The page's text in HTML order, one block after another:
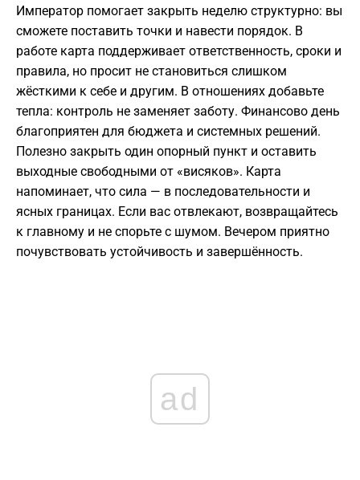
Император помогает закрыть неделю структурно: вы
сможете поставить точки и навести порядок. В
работе карта поддерживает ответственность, сроки и
правила, но просит не становиться слишком
жёсткими к себе и другим. В отношениях добавьте
тепла: контроль не заменяет заботу. Финансово день
благоприятен для бюджета и системных решений.
Полезно закрыть один опорный пункт и оставить
выходные свободными от «висяков». Карта
напоминает, что сила — в последовательности и
ясных границах. Если вас отвлекают, возвращайтесь
к главному и не спорьте с шумом. Вечером приятно
почувствовать устойчивость и завершённость.
ad